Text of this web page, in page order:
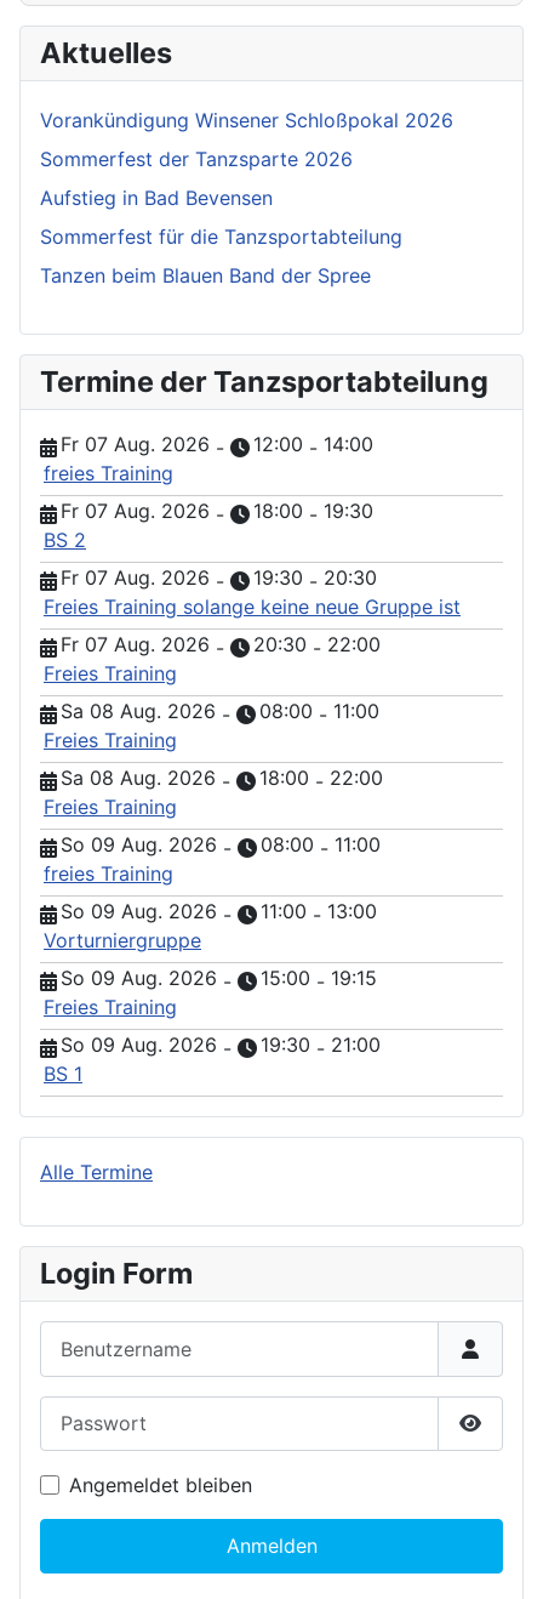
Aktuelles
Vorankündigung Winsener Schloßpokal 2026
Sommerfest der Tanzsparte 2026
Aufstieg in Bad Bevensen
Sommerfest für die Tanzsportabteilung
Tanzen beim Blauen Band der Spree
Termine der Tanzsportabteilung
Fr 07 Aug. 2026 - 12:00 - 14:00
freies Training
Fr 07 Aug. 2026 - 18:00 - 19:30
BS 2
Fr 07 Aug. 2026 - 19:30 - 20:30
Freies Training solange keine neue Gruppe ist
Fr 07 Aug. 2026 - 20:30 - 22:00
Freies Training
Sa 08 Aug. 2026 - 08:00 - 11:00
Freies Training
Sa 08 Aug. 2026 - 18:00 - 22:00
Freies Training
So 09 Aug. 2026 - 08:00 - 11:00
freies Training
So 09 Aug. 2026 - 11:00 - 13:00
Vorturniergruppe
So 09 Aug. 2026 - 15:00 - 19:15
Freies Training
So 09 Aug. 2026 - 19:30 - 21:00
BS 1
Alle Termine
Login Form
Angemeldet bleiben
Anmelden